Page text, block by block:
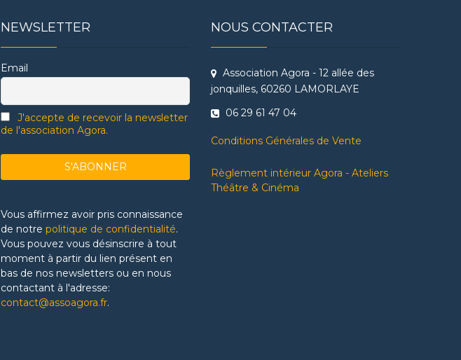
NEWSLETTER
Email
J'accepte de recevoir la newsletter
de l'association Agora.
Vous affirmez avoir pris connaissance
de notre politique de confidentialité.
Vous pouvez vous désinscrire à tout
moment à partir du lien présent en
bas de nos newsletters ou en nous
contactant à l'adresse:
contact@assoagora.fr.
NOUS CONTACTER
Association Agora - 12 allée des
jonquilles, 60260 LAMORLAYE
06 29 61 47 04
Conditions Générales de Vente
Règlement intérieur Agora - Ateliers
Théâtre & Cinéma